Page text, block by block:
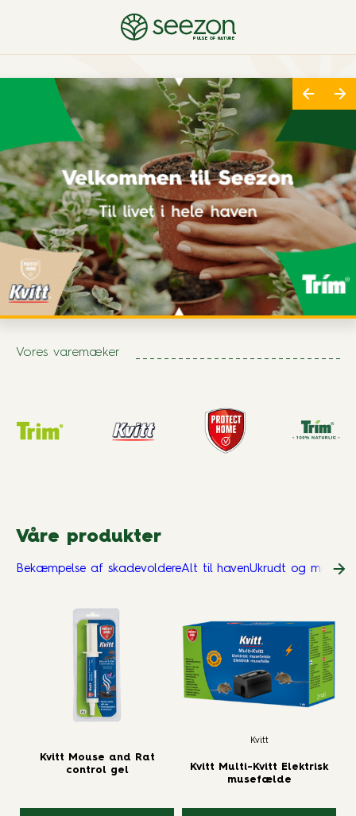
PULSE OF NATURE
Vores varemæker
Våre produkter
Bekæmpelse af skadevoldereAlt til havenUkrudt og mos
Kvitt Mouse and Rat
control gel
Kvitt
Kvitt Multi-Kvitt Elektrisk
musefælde